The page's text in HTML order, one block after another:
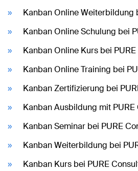
Kanban Online Weiterbildung
Kanban Online Schulung bei
Kanban Online Kurs bei
Kanban Online Training bei
Kanban Zertifizierung bei
Kanban Ausbildung mit PURE
Kanban Seminar bei PURE
Kanban Weiterbildung bei
Kanban Kurs bei PURE